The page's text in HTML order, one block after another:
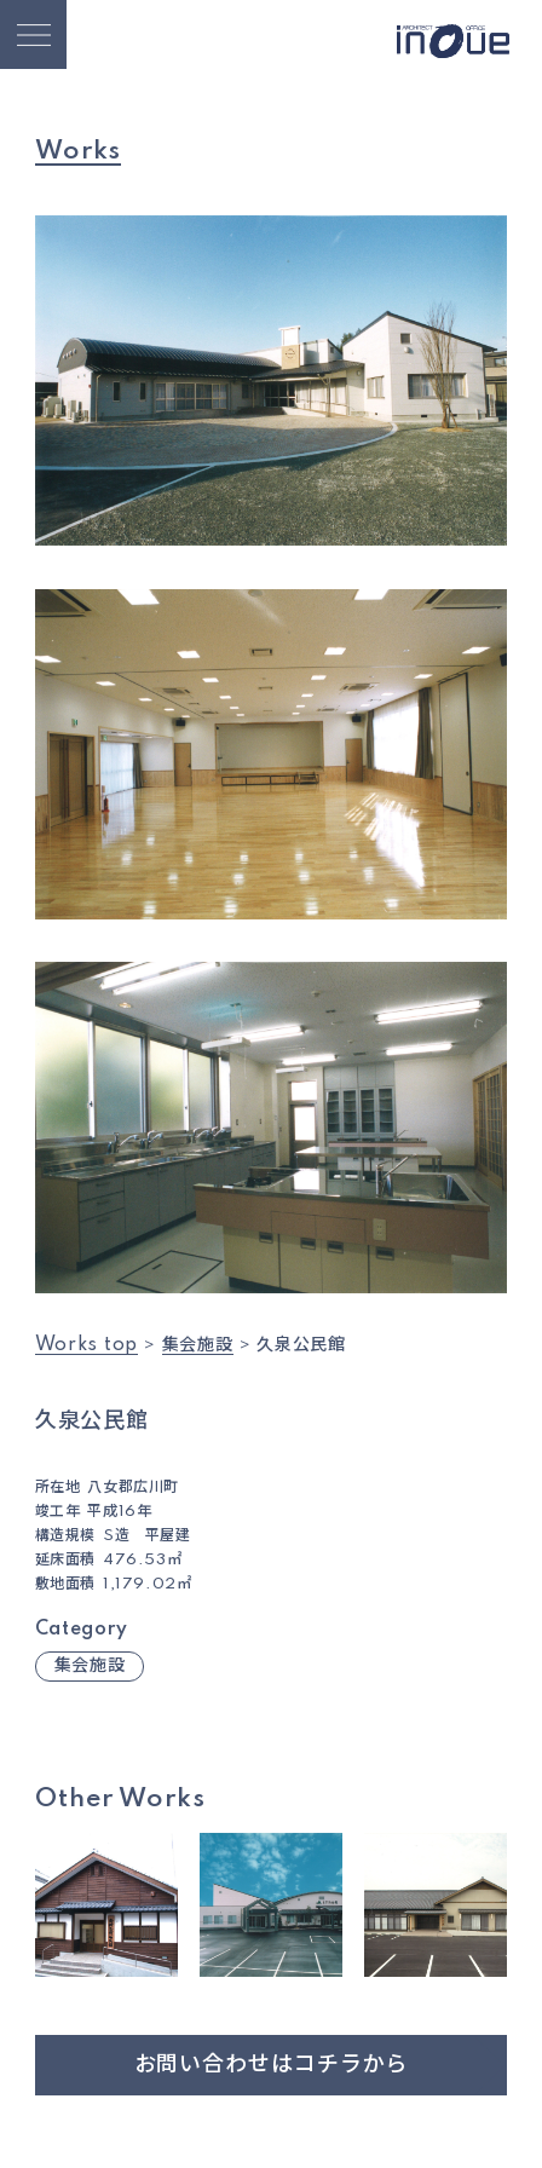
Works
Works top 集会施設 久泉公民館
久泉公民館
所在地
八女郡広川町
竣工年 平成16年
構造規模
S造 平屋建
延床面積
476.53㎡
敷地面積
1,179.02㎡
Category
集会施設
Other Works
お問い合わせはコチラから